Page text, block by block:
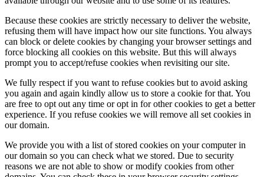
Because these cookies are strictly necessary to deliver the website,
refusing them will have impact how our site functions. You always
can block or delete cookies by changing your browser settings and
force blocking all cookies on this website. But this will always
prompt you to accept/refuse cookies when revisiting our site.
We fully respect if you want to refuse cookies but to avoid asking
you again and again kindly allow us to store a cookie for that. You
are free to opt out any time or opt in for other cookies to get a better
experience. If you refuse cookies we will remove all set cookies in
our domain.
We provide you with a list of stored cookies on your computer in
our domain so you can check what we stored. Due to security
reasons we are not able to show or modify cookies from other